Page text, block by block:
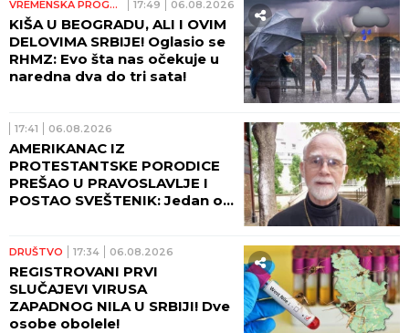
VREMENSKA PROGNOZA 17:49 06.08.2026
KIŠA U BEOGRADU, ALI I OVIM
DELOVIMA SRBIJE! Oglasio se
RHMZ: Evo šta nas očekuje u
naredna dva do tri sata!
17:41 06.08.2026
AMERIKANAC IZ
PROTESTANTSKE PORODICE
PREŠAO U PRAVOSLAVLJE I
POSTAO SVEŠTENIK: Jedan od
putu preobraćenja
DRUŠTVO 17:34 06.08.2026
REGISTROVANI PRVI
SLUČAJEVI VIRUSA
ZAPADNOG NILA U SRBIJI! Dve
osobe obolele!